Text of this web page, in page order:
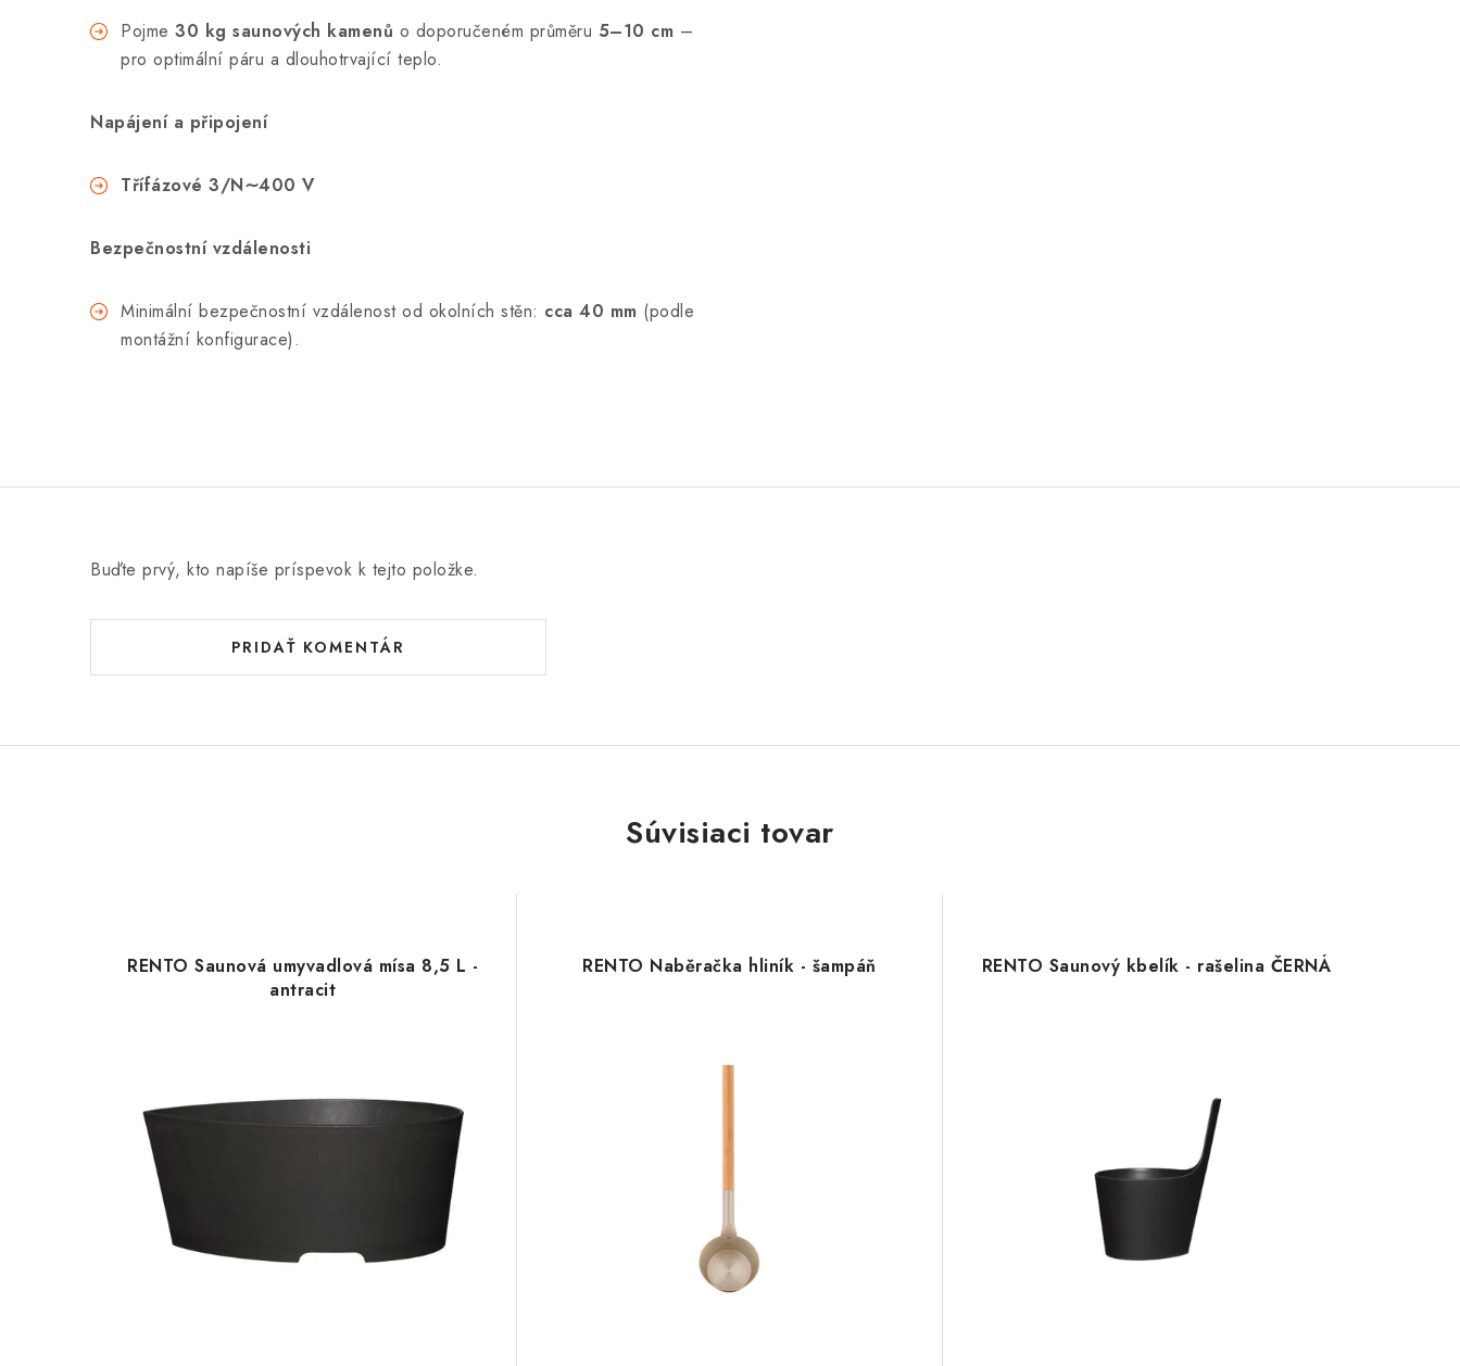
Pojme 30 kg saunových kamenů o doporučeném průměru 5–10 cm –
pro optimální páru a dlouhotrvající teplo.
Napájení a připojení
Třífázové 3/N∼400 V
Bezpečnostní vzdálenosti
Minimální bezpečnostní vzdálenost od okolních stěn: cca 40 mm (podle
montážní konfigurace).
Buďte prvý, kto napíše príspevok k tejto položke.
PRIDAŤ KOMENTÁR
Súvisiaci tovar
RENTO Saunová umyvadlová mísa 8,5 L -
antracit
RENTO Naběračka hliník - šampáň RENTO Saunový kbelík - rašelina ČERNÁ